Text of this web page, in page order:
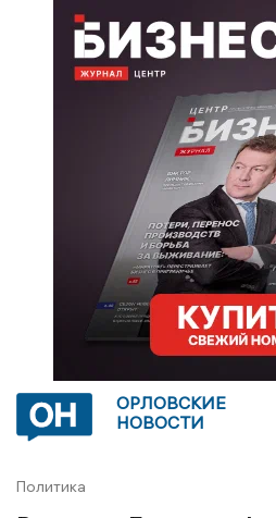
ОРЛОВСКИЕ
НОВОСТИ
Политика